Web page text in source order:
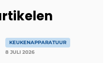
KEUKENAPPARATUUR
8 JULI 2026